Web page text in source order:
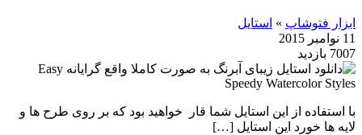
ابزار فتوشاپ » استایل
11 نوامبر 2015
7007 بازدید
با استفاده از این استایل شما قار خواهید بود که بر روی طرح ها و
لایه ها خورد این استایل […]